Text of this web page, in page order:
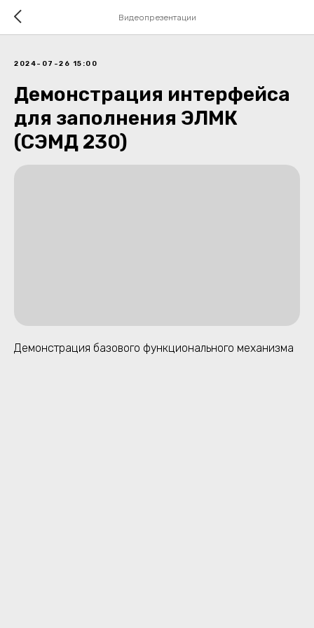
Видеопрезентации
2024-07-26 15:00
Демонстрация интерфейса
для заполнения ЭЛМК
(СЭМД 230)
Демонстрация базового функционального механизма